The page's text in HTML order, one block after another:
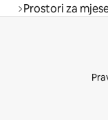
Prostori za